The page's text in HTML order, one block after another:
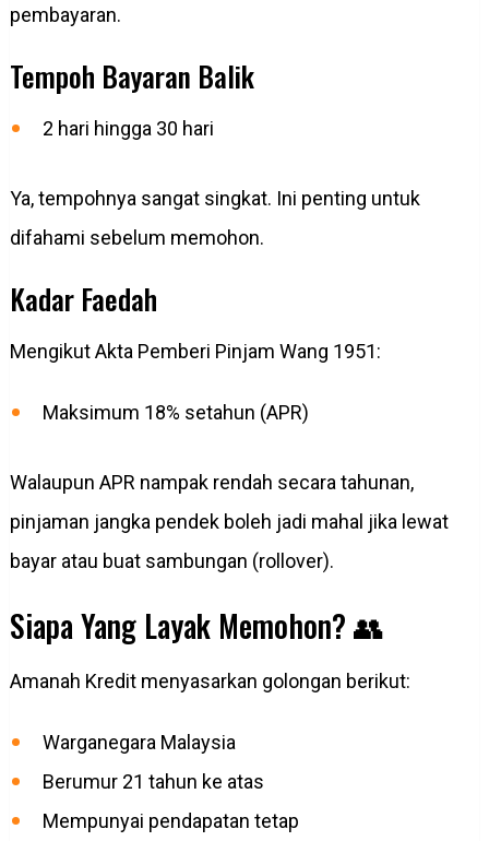
pembayaran.
Tempoh Bayaran Balik
2 hari hingga 30 hari
Ya, tempohnya sangat singkat. Ini penting untuk
difahami sebelum memohon.
Kadar Faedah
Mengikut Akta Pemberi Pinjam Wang 1951:
Maksimum 18% setahun (APR)
Walaupun APR nampak rendah secara tahunan,
pinjaman jangka pendek boleh jadi mahal jika lewat
bayar atau buat sambungan (rollover).
Siapa Yang Layak Memohon? 👥
Amanah Kredit menyasarkan golongan berikut:
Warganegara Malaysia
Berumur 21 tahun ke atas
Mempunyai pendapatan tetap